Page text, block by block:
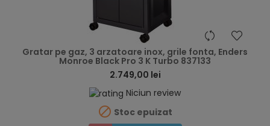
Gratar pe gaz, 3 arzatoare inox, grile fonta, Enders
Monroe Black Pro 3 K Turbo 837133
2.749,00 lei
Niciun review
 Stoc epuizat